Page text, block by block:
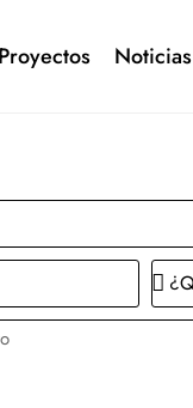
Proyectos Noticias